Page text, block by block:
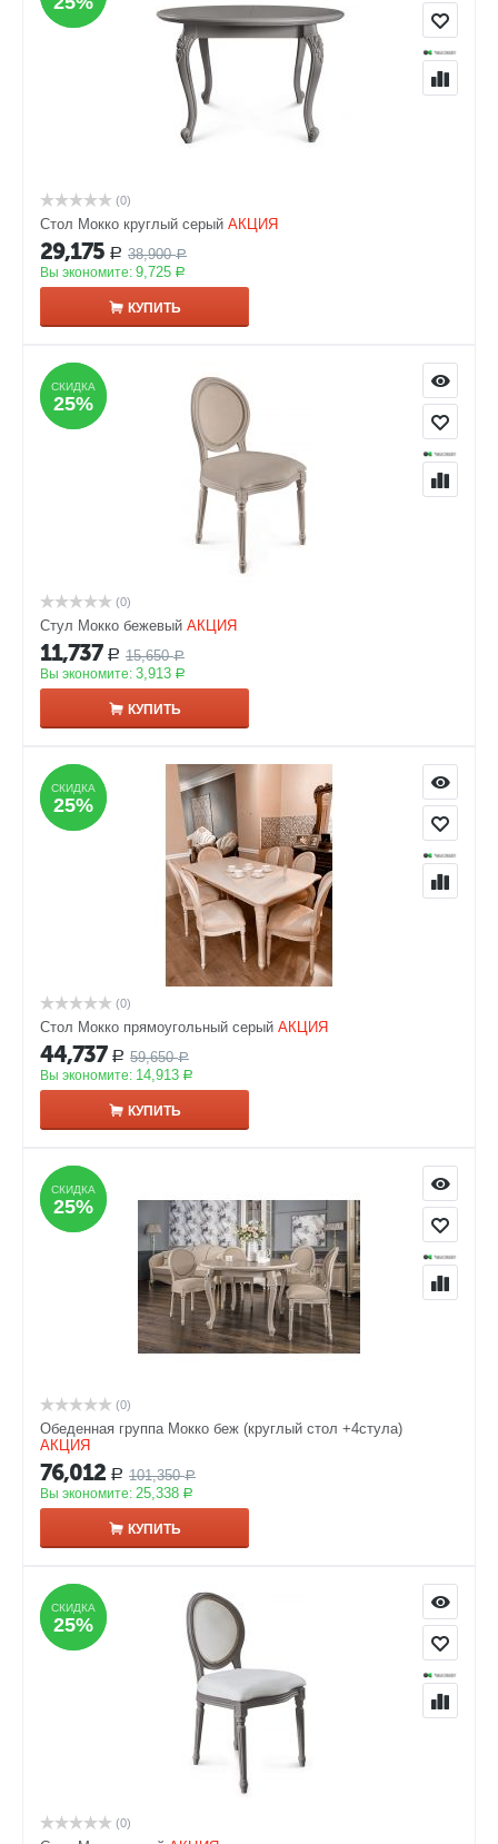
(0)
Стол Мокко круглый серый АКЦИЯ
29,175 Р 38,900 Р
Вы экономите: 9,725 Р
КУПИТЬ
СКИДКА
25%
СКИДКА
25%
(0)
Стул Мокко бежевый АКЦИЯ
11,737 Р 15,650 Р
Вы экономите: 3,913 Р
КУПИТЬ
СКИДКА
25%
СКИДКА
25%
(0)
Стол Мокко прямоугольный серый АКЦИЯ
44,737 Р 59,650 Р
Вы экономите: 14,913 Р
КУПИТЬ
СКИДКА
25%
СКИДКА
25%
(0)
Обеденная группа Мокко беж (круглый стол +4стула)
АКЦИЯ
76,012 Р 101,350 Р
Вы экономите: 25,338 Р
КУПИТЬ
СКИДКА
25%
СКИДКА
25%
(0)